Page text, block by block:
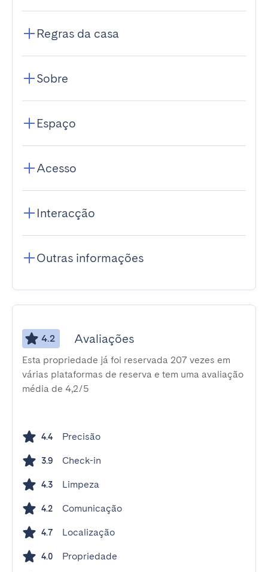
Regras da casa
Sobre
Espaço
Acesso
Interacção
Outras informações
4.2 Avaliações
Esta propriedade já foi reservada 207 vezes em
várias plataformas de reserva e tem uma avaliação
média de 4,2/5
4.4 Precisão
3.9 Check-in
4.3 Limpeza
4.2 Comunicação
4.7 Localização
4.0 Propriedade